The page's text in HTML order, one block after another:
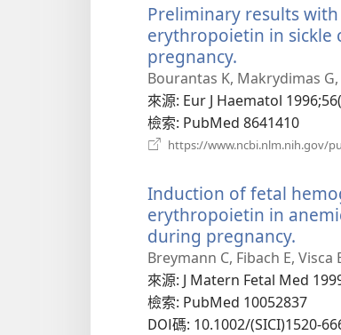
Preliminary results
erythropoietin in sickle
pregnancy.
啟
新
視
窗）
Bourantas K, Makrydimas G,
來源‎: Eur J Haematol
檢索‎: PubMed 8641410
https://www.ncbi.nlm.nih.gov/
Induction of fetal
erythropoietin in
during pregnancy.
啟
新
視
窗）
Breymann C, Fibach E,
來源‎: J Matern Fetal Med
檢索‎: PubMed 10052837
DOI碼‎: 10.1002/(SICI)1520-